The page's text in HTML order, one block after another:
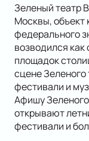
Зеленый театр
Москвы, объект
федерального
возводился как
площадок
сцене Зеленого
фестивали и
Афишу
открывают
фестивали и